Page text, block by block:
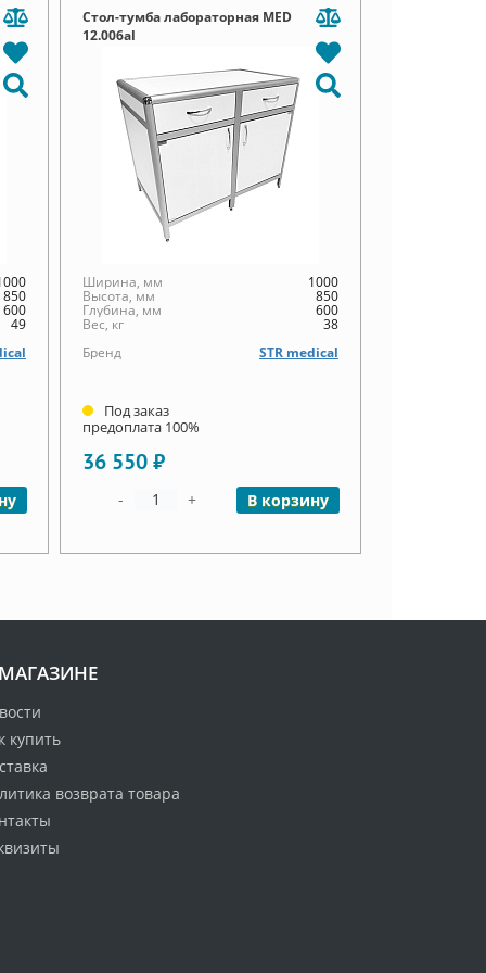
850
600
49
Стол-тумба лабораторная MED
12.006al
Ширина, мм 1000
Высота, мм 850
Глубина, мм 600
Вес, кг
38
Бренд
STR medical
Под заказ
предоплата 100%
36 550 ₽
- + В корзину
купить
возврата товара